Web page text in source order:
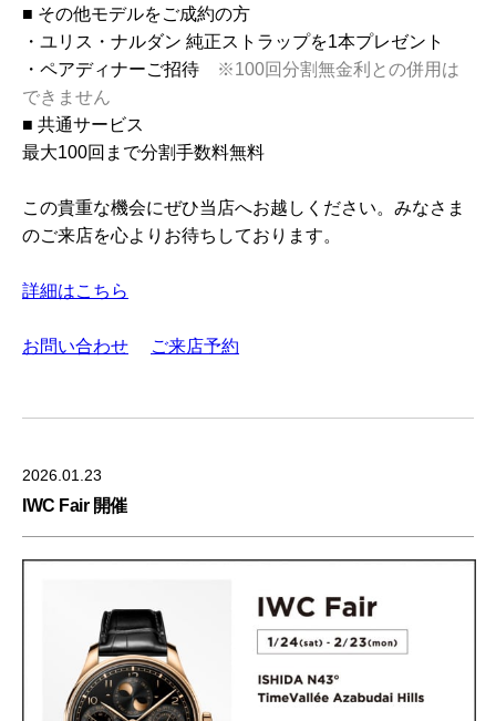
■ その他モデルをご成約の方
・ユリス・ナルダン 純正ストラップを1本プレゼント
・ペアディナーご招待
※100回分割無金利との併用は
できません
■ 共通サービス
最大100回まで分割手数料無料
この貴重な機会にぜひ当店へお越しください。みなさま
のご来店を心よりお待ちしております。
詳細はこちら
お問い合わせ ご来店予約
2026.01.23
IWC Fair 開催